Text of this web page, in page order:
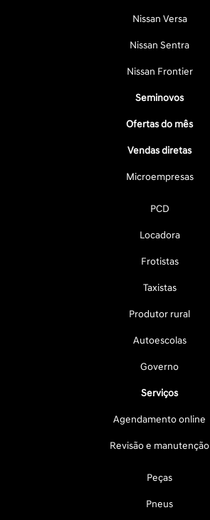
Nissan Versa
Nissan Sentra
Nissan Frontier
Seminovos
Ofertas do mês
Vendas diretas
Microempresas
PCD
Locadora
Frotistas
Taxistas
Produtor rural
Autoescolas
Governo
Serviços
Agendamento online
Revisão e manutenção
Peças
Pneus